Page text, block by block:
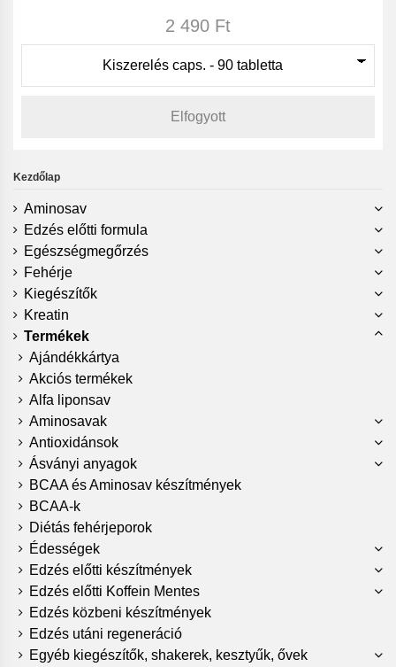
2 490 Ft
Elfogyott
Kezdőlap
Aminosav
Edzés előtti formula
Egészségmegőrzés
Fehérje
Kiegészítők
Kreatin
Termékek
Ajándékkártya
Akciós termékek
Alfa liponsav
Aminosavak
Antioxidánsok
Ásványi anyagok
BCAA és Aminosav készítmények
BCAA-k
Diétás fehérjeporok
Édességek
Edzés előtti készítmények
Edzés előtti Koffein Mentes
Edzés közbeni készítmények
Edzés utáni regeneráció
Egyéb kiegészítők, shakerek, kesztyűk, ővek